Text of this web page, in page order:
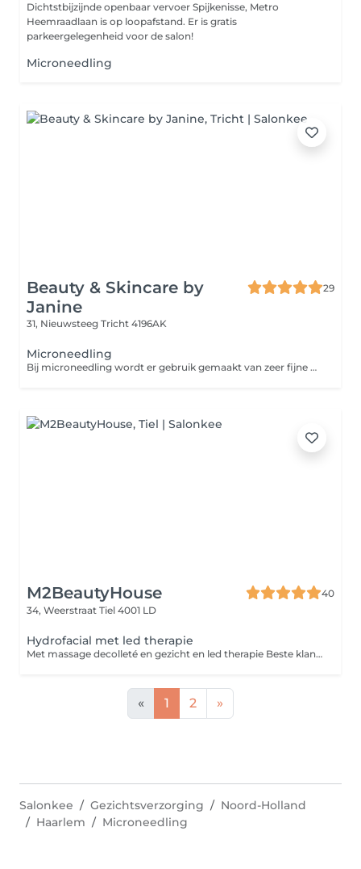
Dichtstbijzijnde openbaar vervoer Spijkenisse, Metro
Heemraadlaan is op loopafstand. Er is gratis
parkeergelegenheid voor de salon!
Microneedling
Beauty & Skincare by
Janine
29
31, Nieuwsteeg Tricht 4196AK
Microneedling
Bij microneedling wordt er gebruik gemaakt van zeer fijne naaldjes die op hoog tempo vibreren in de huid. Zo maken de naaldjes kleine verticale geultjes in de huid waardoor de aanmaak van collageen en elastine wordt gestimuleerd. Dit levert een egalere en stevigere huid op. Ook worden acnelittekens en fijne lijntjes minder zichtbaar. Bij microneedling met een dermaroller wordt er gebruik gemaakt van een roller uitgerust met hele fijne naaldjes. Hiermee wordt de huid als het ware 'beschadigd'. Dit stimuleert de huidvernieuwing, waardoor deze soepeler, egaler en stralender wordt. Het voordeel van een dermapen ten opzichte van een Dermaroller is dat je minder hersteltijd nodig hebt en dat de behandeling prettiger is om te ondergaan.
M2BeautyHouse
40
34, Weerstraat Tiel 4001 LD
Hydrofacial met led therapie
Met massage decolleté en gezicht en led therapie Beste klant, Wij vragen u vriendelijk om zonder make-up naar uw gezichtsbehandeling te komen. Zo kunnen wij uw huid beter reinigen en het beste resultaat behalen. Bedankt voor uw medewerking!
« 1 2 »
Salonkee Gezichtsverzorging
Noord-Holland
Haarlem
Microneedling